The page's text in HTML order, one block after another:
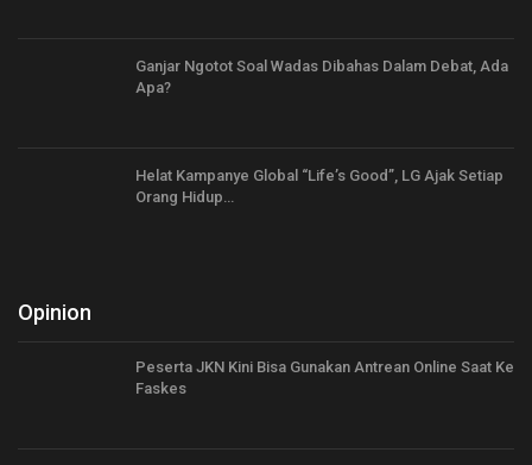
Ganjar Ngotot Soal Wadas Dibahas Dalam Debat, Ada
Apa?
Helat Kampanye Global “Life’s Good”, LG Ajak Setiap
Orang Hidup…
Opinion
Peserta JKN Kini Bisa Gunakan Antrean Online Saat Ke
Faskes